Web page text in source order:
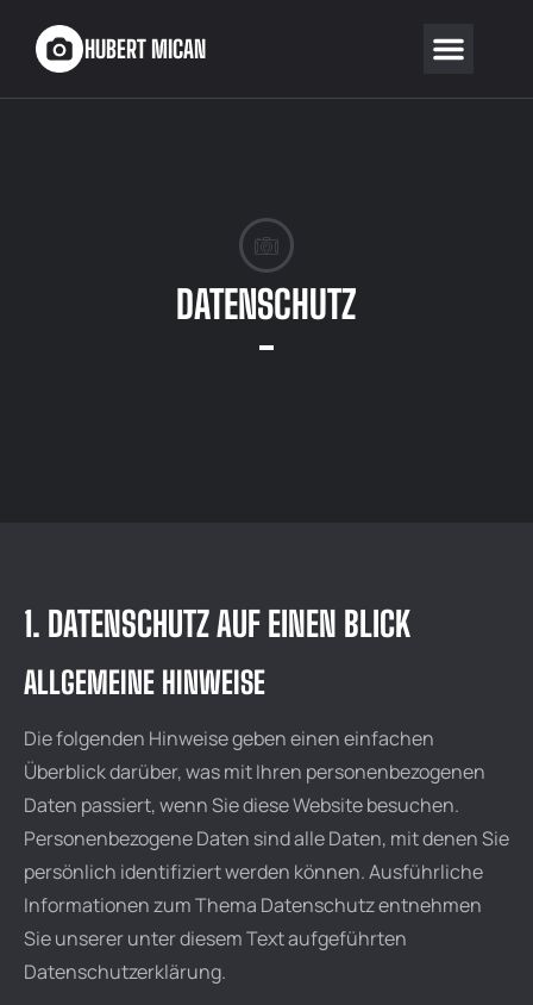
HUBERT MICAN
DATENSCHUTZ
1. DATENSCHUTZ AUF EINEN BLICK
ALLGEMEINE HINWEISE
Die folgenden Hinweise geben einen einfachen
Überblick darüber, was mit Ihren personenbezogenen
Daten passiert, wenn Sie diese Website besuchen.
Personenbezogene Daten sind alle Daten, mit denen Sie
persönlich identifiziert werden können. Ausführliche
Informationen zum Thema Datenschutz entnehmen
Sie unserer unter diesem Text aufgeführten
Datenschutzerklärung.